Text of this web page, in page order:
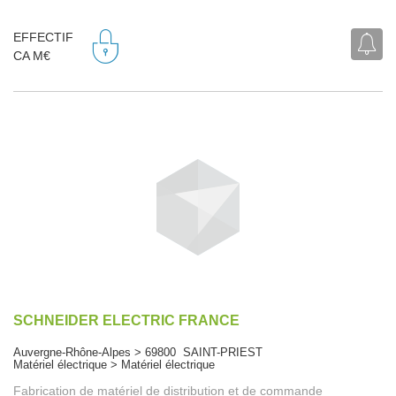
EFFECTIF
CA M€
SCHNEIDER ELECTRIC FRANCE
Auvergne-Rhône-Alpes > 69800 SAINT-PRIEST
Matériel électrique > Matériel électrique
Fabrication de matériel de distribution et de commande